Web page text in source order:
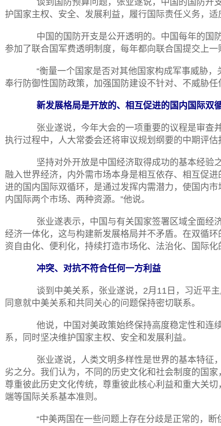
谈到国防预算问题，张业遂说，中国的国防开
护国家主权、安全、发展利益，履行国际责任义务，
中国的国防开支是公开透明的。中国每年的国
参加了联合国军费透明制度，每年都向联合国提交上
“衡量一个国家是否对其他国家构成军事威胁
奉行防御性国防政策，加强国防建设不针对、不威胁任
新发展格局是开放的、相互促进的国内国际双
张业遂说，今年大会的一项重要的议程是审查
执行过程中，人大常委会还将审议规划纲要的中期评
坚持对外开放是中国经济取得成功的基本经验
融入世界经济，内外需市场本身是相互依存、相互促
进的国内国际双循环，是通过发挥内需潜力，使国内
内国际两个市场、两种资源。”他说。
张业遂表示，中国与有关国家签署区域全面经
经济一体化，这与构建新发展格局并不矛盾。在双循
资自由化、便利化，持续打造市场化、法治化、国际
冲突、对抗不符合任何一方利益
谈到中美关系，张业遂说， 2月11日，习近平
同意就中美关系和共同关心的问题保持密切联系。
他说，中国对美政策始终保持高度稳定性和连
系，同时坚决维护国家主权、安全和发展利益。
张业遂说，人类文明多样性是世界的基本特征
劣之分。我们认为，不同的历史文化和社会制度的国
尊重彼此历史文化传统，尊重彼此核心利益和重大关
端等国际关系基本准则。
“中美两国在一些问题上存在分歧是正常的，